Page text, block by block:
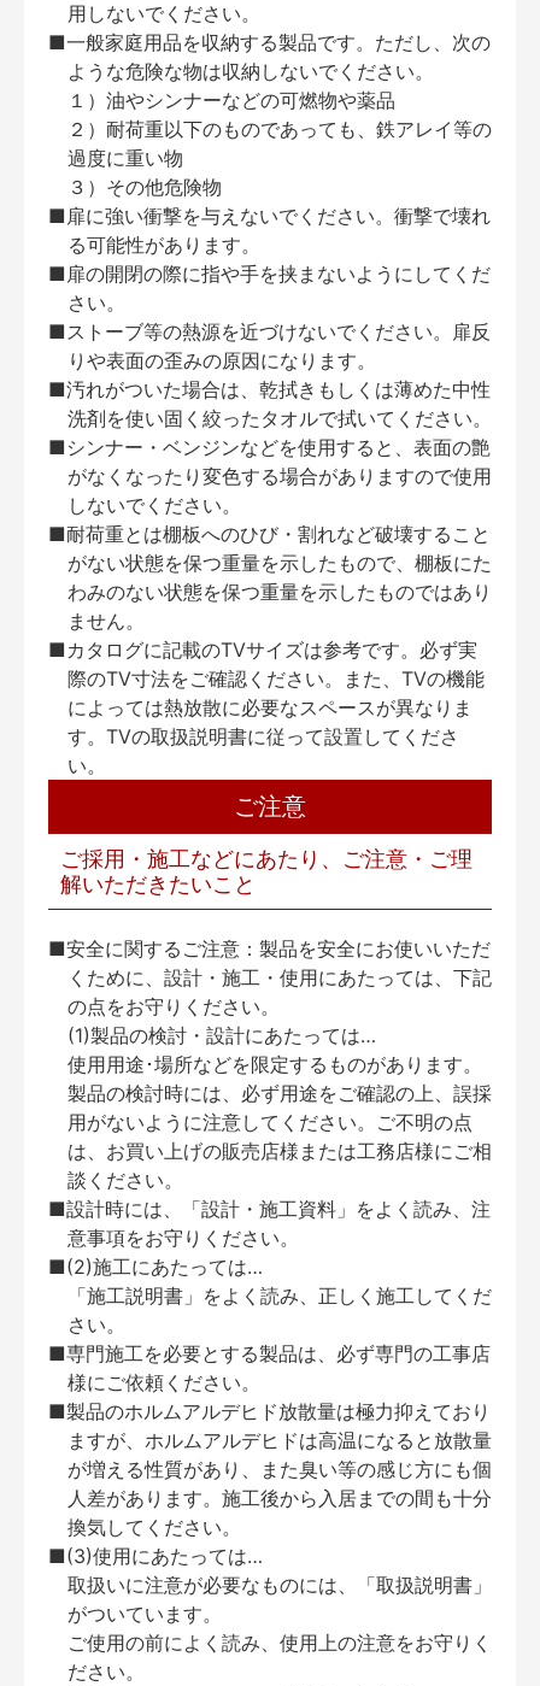
用しないでください。
■一般家庭用品を収納する製品です。ただし、次の
ような危険な物は収納しないでください。
１）油やシンナーなどの可燃物や薬品
２）耐荷重以下のものであっても、鉄アレイ等の
過度に重い物
３）その他危険物
■扉に強い衝撃を与えないでください。衝撃で壊れ
る可能性があります。
■扉の開閉の際に指や手を挟まないようにしてくだ
さい。
■ストーブ等の熱源を近づけないでください。扉反
りや表面の歪みの原因になります。
■汚れがついた場合は、乾拭きもしくは薄めた中性
洗剤を使い固く絞ったタオルで拭いてください。
■シンナー・ベンジンなどを使用すると、表面の艶
がなくなったり変色する場合がありますので使用
しないでください。
■耐荷重とは棚板へのひび・割れなど破壊すること
がない状態を保つ重量を示したもので、棚板にた
わみのない状態を保つ重量を示したものではあり
ません。
■カタログに記載のTVサイズは参考です。必ず実
際のTV寸法をご確認ください。また、TVの機能
によっては熱放散に必要なスペースが異なりま
す。TVの取扱説明書に従って設置してくださ
い。
ご注意
ご採用・施工などにあたり、ご注意・ご理
解いただきたいこと
■安全に関するご注意：製品を安全にお使いいただ
くために、設計・施工・使用にあたっては、下記
の点をお守りください。
(1)製品の検討・設計にあたっては…
使用用途･場所などを限定するものがあります。
製品の検討時には、必ず用途をご確認の上、誤採
用がないように注意してください。ご不明の点
は、お買い上げの販売店様または工務店様にご相
談ください。
■設計時には、「設計・施工資料」をよく読み、注
意事項をお守りください。
■(2)施工にあたっては…
「施工説明書」をよく読み、正しく施工してくだ
さい。
■専門施工を必要とする製品は、必ず専門の工事店
様にご依頼ください。
■製品のホルムアルデヒド放散量は極力抑えており
ますが、ホルムアルデヒドは高温になると放散量
が増える性質があり、また臭い等の感じ方にも個
人差があります。施工後から入居までの間も十分
換気してください。
■(3)使用にあたっては…
取扱いに注意が必要なものには、「取扱説明書」
がついています。
ご使用の前によく読み、使用上の注意をお守りく
ださい。